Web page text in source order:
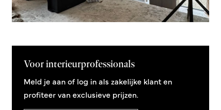
Voor interieurprofessionals
Meld je aan of log in als zakelijke klant en
profiteer van exclusieve prijzen.